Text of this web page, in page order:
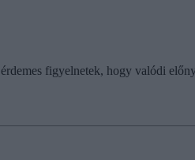
figyelnetek, hogy valódi